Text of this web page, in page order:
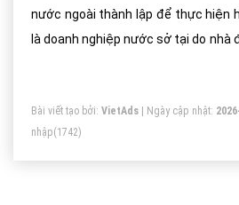
nước ngoài thành lập để thực hiện
là doanh nghiệp nước sở tại do nhà
Bài viết tạo bởi: VietAds | Ngày cập nhật:
nhập(1742)